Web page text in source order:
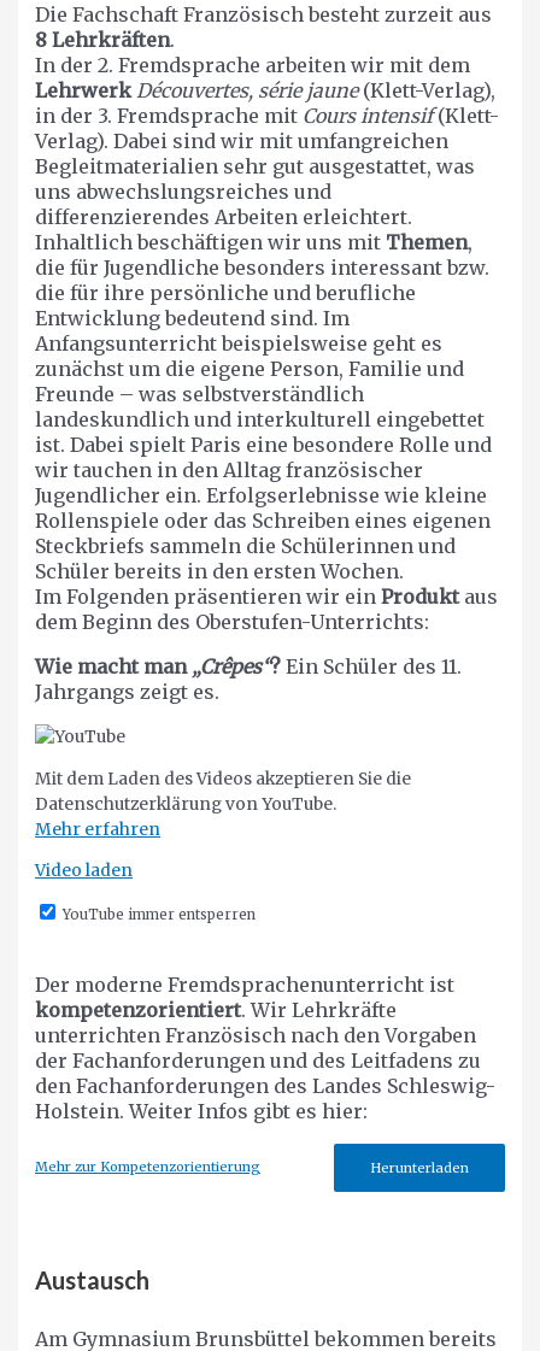
Die Fachschaft Französisch besteht zurzeit aus
8 Lehrkräften.
In der 2. Fremdsprache arbeiten wir mit dem
Lehrwerk Découvertes, série jaune(Klett-Verlag),
in der 3. Fremdsprache mit Cours intensif(Klett-
Verlag). Dabei sind wir mit umfangreichen
Begleitmaterialien sehr gut ausgestattet, was
uns abwechslungsreiches und
differenzierendes Arbeiten erleichtert.
Inhaltlich beschäftigen wir uns mit Themen,
die für Jugendliche besonders interessant bzw.
die für ihre persönliche und berufliche
Entwicklung bedeutend sind. Im
Anfangsunterricht beispielsweise geht es
zunächst um die eigene Person, Familie und
Freunde – was selbstverständlich
landeskundlich und interkulturell eingebettet
ist. Dabei spielt Paris eine besondere Rolle und
wir tauchen in den Alltag französischer
Jugendlicher ein. Erfolgserlebnisse wie kleine
Rollenspiele oder das Schreiben eines eigenen
Steckbriefs sammeln die Schülerinnen und
Schüler bereits in den ersten Wochen.
Im Folgenden präsentieren wir einProduktaus
dem Beginn des Oberstufen-Unterrichts:
Wie macht man „Crêpes“?Ein Schüler des 11.
Jahrgangs zeigt es.
Mit dem Laden des Videos akzeptieren Sie die
Datenschutzerklärung von YouTube.
Mehr erfahren
Video laden
YouTube immer entsperren
Der moderne Fremdsprachenunterricht ist
kompetenzorientiert. Wir Lehrkräfte
unterrichten Französisch nach den Vorgaben
der Fachanforderungen und des Leitfadens zu
den Fachanforderungen des Landes Schleswig-
Holstein. Weiter Infos gibt es hier:
Mehr zur Kompetenzorientierung Herunterladen
Austausch
Am Gymnasium Brunsbüttel bekommen bereits